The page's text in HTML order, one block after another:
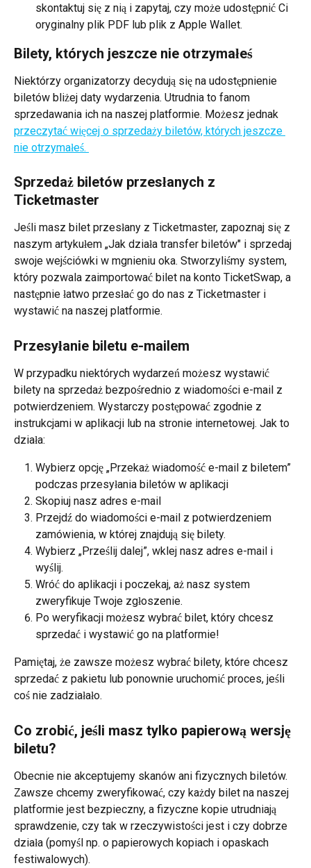
skontaktuj się z nią i zapytaj, czy może udostępnić Ci
oryginalny plik PDF lub plik z Apple Wallet.
Bilety, których jeszcze nie otrzymałeś
Niektórzy organizatorzy decydują się na udostępnienie
biletów bliżej daty wydarzenia. Utrudnia to fanom
sprzedawania ich na naszej platformie. Możesz jednak
przeczytać więcej o sprzedaży biletów, których jeszcze
nie otrzymałeś.
Sprzedaż biletów przesłanych z
Ticketmaster
Jeśli masz bilet przesłany z Ticketmaster, zapoznaj się z
naszym artykułem „Jak działa transfer biletów" i sprzedaj
swoje wejściówki w mgnieniu oka. Stworzyliśmy system,
który pozwala zaimportować bilet na konto TicketSwap, a
następnie łatwo przesłać go do nas z Ticketmaster i
wystawić na naszej platformie.
Przesyłanie biletu e-mailem
W przypadku niektórych wydarzeń możesz wystawić
bilety na sprzedaż bezpośrednio z wiadomości e-mail z
potwierdzeniem. Wystarczy postępować zgodnie z
instrukcjami w aplikacji lub na stronie internetowej. Jak to
działa:
Wybierz opcję „Przekaż wiadomość e-mail z biletem”
podczas przesyłania biletów w aplikacji
Skopiuj nasz adres e-mail
Przejdź do wiadomości e-mail z potwierdzeniem
zamówienia, w której znajdują się bilety.
Wybierz „Prześlij dalej”, wklej nasz adres e-mail i
wyślij.
Wróć do aplikacji i poczekaj, aż nasz system
zweryfikuje Twoje zgłoszenie.
Po weryfikacji możesz wybrać bilet, który chcesz
sprzedać i wystawić go na platformie!
Pamiętaj, że zawsze możesz wybrać bilety, które chcesz
sprzedać z pakietu lub ponownie uruchomić proces, jeśli
coś nie zadziałało.
Co zrobić, jeśli masz tylko papierową wersję
biletu?
Obecnie nie akceptujemy skanów ani fizycznych biletów.
Zawsze chcemy zweryfikować, czy każdy bilet na naszej
platformie jest bezpieczny, a fizyczne kopie utrudniają
sprawdzenie, czy tak w rzeczywistości jest i czy dobrze
działa (pomyśl np. o papierowych kopiach i opaskach
festiwalowych).